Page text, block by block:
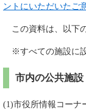
ントにいただいたご
この資料は、以下
※すべての施設に設
市内の公共施設
(1)市役所情報コー